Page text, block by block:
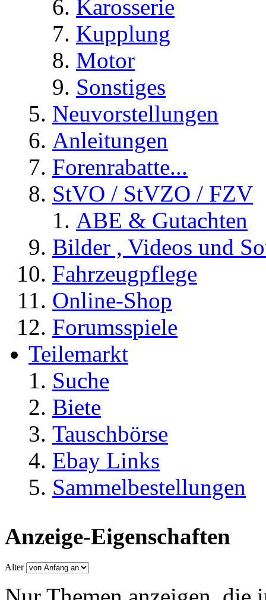
Karosserie
Kupplung
Motor
Sonstiges
Neuvorstellungen
Anleitungen
Forenrabatte...
StVO / StVZO / FZV
ABE & Gutachten
Bilder , Videos und
Fahrzeugpflege
Online-Shop
Forumsspiele
Teilemarkt
Suche
Biete
Tauschbörse
Ebay Links
Sammelbestellungen
Anzeige-Eigenschaften
Alter